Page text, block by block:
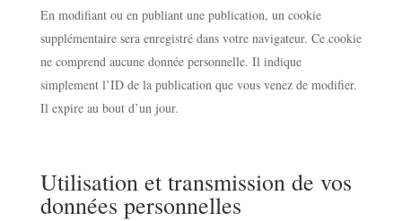
En modifiant ou en publiant une publication, un cookie
supplémentaire sera enregistré dans votre navigateur. Ce cookie
ne comprend aucune donnée personnelle. Il indique
simplement l’ID de la publication que vous venez de modifier.
Il expire au bout d’un jour.
Utilisation et transmission de vos
données personnelles